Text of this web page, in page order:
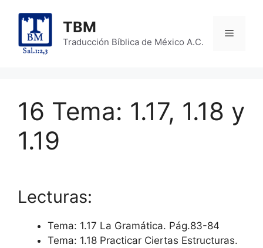
content
TBM
Traducción Bíblica de México A.C.
Menu
16 Tema: 1.17, 1.18 y
1.19
Lecturas:
Tema: 1.17 La Gramática. Pág.83-84
Tema: 1.18 Practicar Ciertas Estructuras.